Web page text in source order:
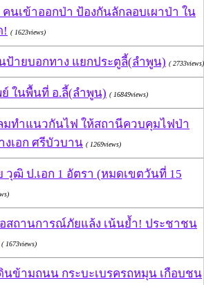
นเข้าออกป่า ป้องกันลักลอบเผาป่า ใน
! ( 1623views)
ป้ายบอกทาง แยกประตูลี้(ลำพูน) ( 2733views)
ในพื้นที่ อ.ลี้(ลำพูน) ( 16849views)
มทำแนวกันไฟ ให้สถานีควบคุมไฟป่า
งเอก ศรีบัวบาน ( 1269views)
วุฒิ ป.เอก 1 อัตรา (หมดเขตวันที่ 15
สถานการณ์ภัยแล้ง เน้นย้ำ! ประชาชน
( 1673views)
ข้ามถนน กระบะเบรครถหมุน เกือบชน